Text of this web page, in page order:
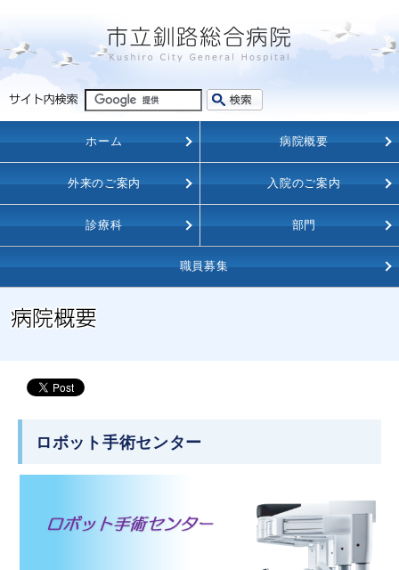
ホーム 病院概要
外来のご案内 入院のご案内
診療科 部門
職員募集
ロボット手術センター